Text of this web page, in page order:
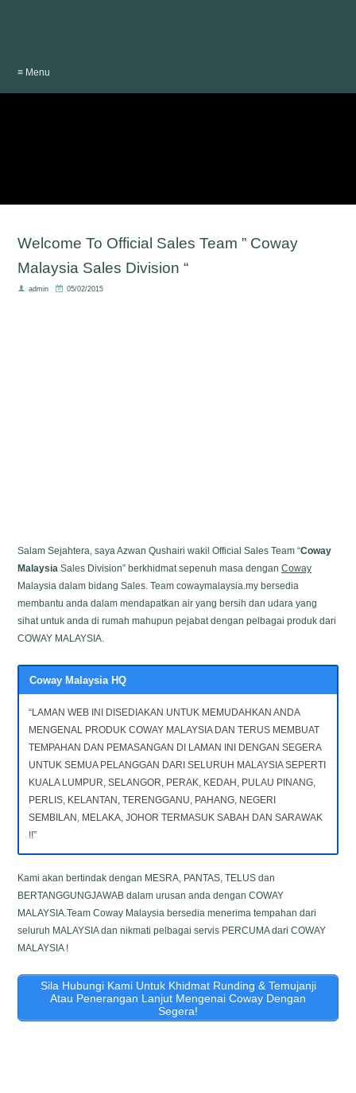
≡ Menu
Welcome To Official Sales Team ” Coway
Malaysia Sales Division “
admin 05/02/2015
Salam Sejahtera, saya Azwan Qushairi wakil Official Sales Team “Coway
Malaysia Sales Division” berkhidmat sepenuh masa dengan Coway
Malaysia dalam bidang Sales. Team cowaymalaysia.my bersedia
membantu anda dalam mendapatkan air yang bersih dan udara yang
sihat untuk anda di rumah mahupun pejabat dengan pelbagai produk dari
COWAY MALAYSIA.
Coway Malaysia HQ
“LAMAN WEB INI DISEDIAKAN UNTUK MEMUDAHKAN ANDA
MENGENAL PRODUK COWAY MALAYSIA DAN TERUS MEMBUAT
TEMPAHAN DAN PEMASANGAN DI LAMAN INI DENGAN SEGERA
UNTUK SEMUA PELANGGAN DARI SELURUH MALAYSIA SEPERTI
KUALA LUMPUR, SELANGOR, PERAK, KEDAH, PULAU PINANG,
PERLIS, KELANTAN, TERENGGANU, PAHANG, NEGERI
SEMBILAN, MELAKA, JOHOR TERMASUK SABAH DAN SARAWAK
!!”
Kami akan bertindak dengan MESRA, PANTAS, TELUS dan
BERTANGGUNGJAWAB dalam urusan anda dengan COWAY
MALAYSIA.Team Coway Malaysia bersedia menerima tempahan dari
seluruh MALAYSIA dan nikmati pelbagai servis PERCUMA dari COWAY
MALAYSIA !
Sila Hubungi Kami Untuk Khidmat Runding & Temujanji
Atau Penerangan Lanjut Mengenai Coway Dengan
Segera!